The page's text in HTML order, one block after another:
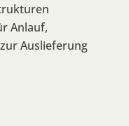
Anlauf,
Auslieferung